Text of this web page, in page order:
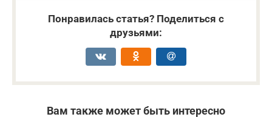
Понравилась статья? Поделиться с
друзьями:
Вам также может быть интересно